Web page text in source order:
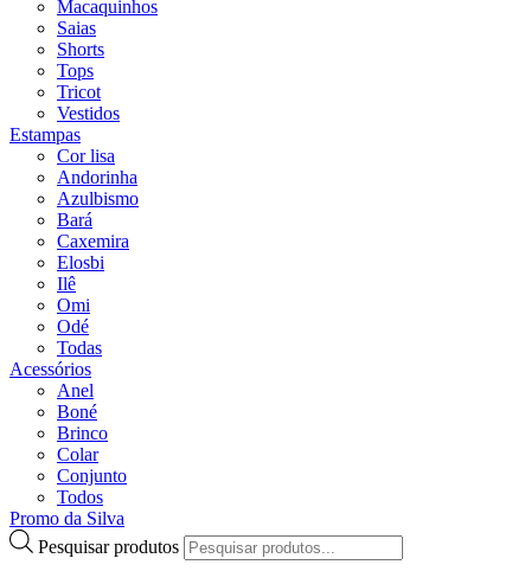
Macaquinhos
Saias
Shorts
Tops
Tricot
Vestidos
Estampas
Cor lisa
Andorinha
Azulbismo
Bará
Caxemira
Elosbi
Ilê
Omi
Odé
Todas
Acessórios
Anel
Boné
Brinco
Colar
Conjunto
Todos
Promo da Silva
Pesquisar produtos